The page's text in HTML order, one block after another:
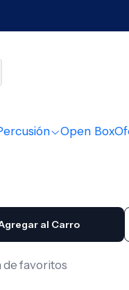
Open Box
Natural Rosin
al Carro
de favoritos